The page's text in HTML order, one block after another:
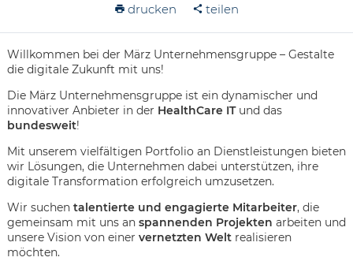
drucken teilen
Willkommen bei der März Unternehmensgruppe – Gestalte
die digitale Zukunft mit uns!
Die März Unternehmensgruppe ist ein dynamischer und
innovativer Anbieter in der HealthCare ITund das
bundesweit!
Mit unserem vielfältigen Portfolio an Dienstleistungen bieten
wir Lösungen, die Unternehmen dabei unterstützen, ihre
digitale Transformation erfolgreich umzusetzen.
Wir suchen talentierte und engagierte Mitarbeiter, die
gemeinsam mit uns an spannenden Projekten arbeiten und
unsere Vision von einer vernetzten Weltrealisieren
möchten.